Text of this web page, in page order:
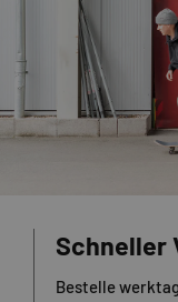
Schneller
Bestelle